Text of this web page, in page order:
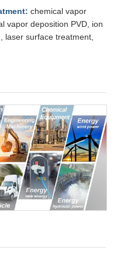
chemical vapor
vapor deposition PVD, ion
laser surface treatment,